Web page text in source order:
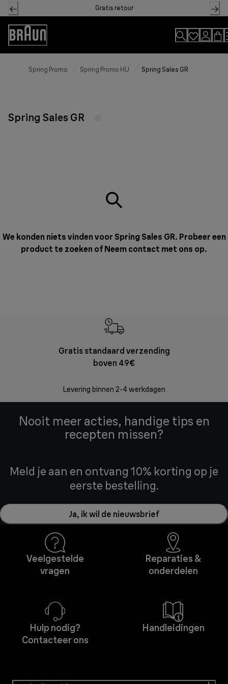
Skip
to
Content
Gratis retour
Toegankelijkheidsverklaring
Spring Promo Spring Promo HU Spring Sales GR
Spring Sales GR
We konden niets vinden voor Spring Sales GR. Probeer een
product te zoeken of Neem contact met ons op.
Gratis standaard verzending
boven 49€
Levering binnen 2-4 werkdagen
Nooit meer acties, handige tips en
recepten missen?
Meld je aan en ontvang 10% korting op je
eerste bestelling.
Ja, ik wil de nieuwsbrief
Veelgestelde
vragen
Reparaties &
onderdelen
Hulp nodig?
Contacteer ons
Handleidingen